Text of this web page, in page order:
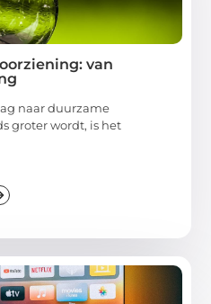
van
naar duurzame
groter wordt, is het